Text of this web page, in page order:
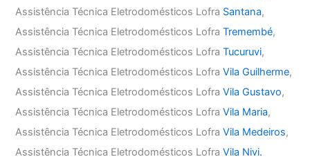
Assistência Técnica Eletrodomésticos Lofra Santana,
Assistência Técnica Eletrodomésticos LofraTremembé,
Assistência Técnica Eletrodomésticos LofraTucuruvi,
Assistência Técnica Eletrodomésticos LofraVila Guilherme,
Assistência Técnica Eletrodomésticos LofraVila Gustavo,
Assistência Técnica Eletrodomésticos LofraVila Maria,
Assistência Técnica Eletrodomésticos LofraVila Medeiros,
Assistência Técnica Eletrodomésticos LofraVila Nivi.